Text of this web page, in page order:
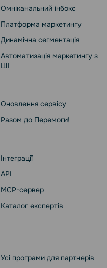
Омніканальний інбокс
Платформа маркетингу
Динамічна сегментація
Автоматизація маркетингу з
ШІ
Оновлення сервісу
Разом до Перемоги!
Інтеграції
API
MCP-сервер
Каталог експертів
Усі програми для партнерів